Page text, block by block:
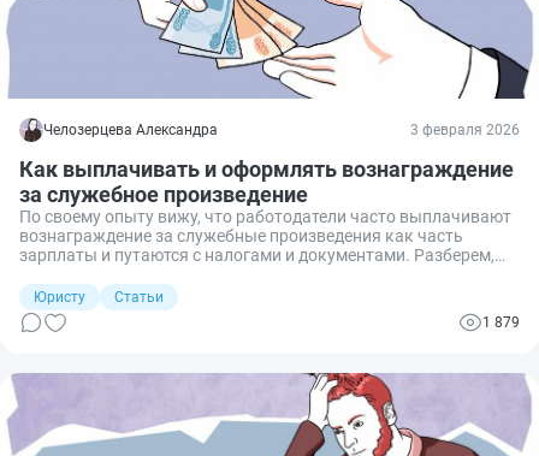
Челозерцева Александра 3 февраля 2026
Как выплачивать и оформлять вознаграждение
за служебное произведение
По своему опыту вижу, что работодатели часто выплачивают
вознаграждение за служебные произведения как часть
зарплаты и путаются с налогами и документами. Разберем,
его размер и учесть налоги и взносы.
Юристу
Статьи
1 879